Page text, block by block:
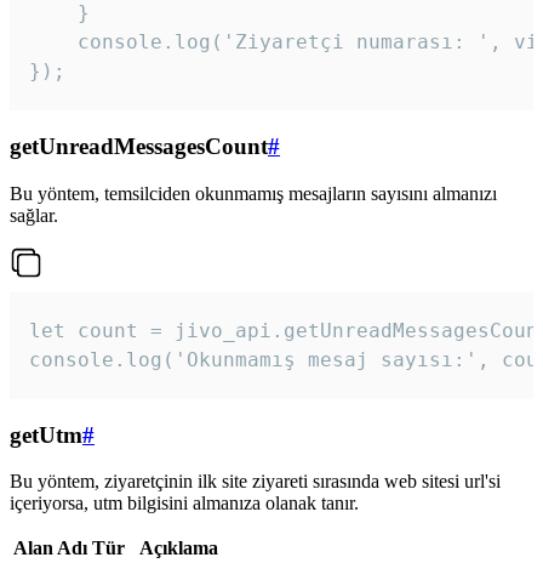
    }
console.log('Ziyaretçi numarası: ',
});
getUnreadMessagesCount#
Bu yöntem, temsilciden okunmamış mesajların sayısını almanızı
sağlar.
let count =
console.log('Okunmamış mesaj sayısı:',
getUtm#
Bu yöntem, ziyaretçinin ilk site ziyareti sırasında web sitesi url'si
içeriyorsa, utm bilgisini almanıza olanak tanır.
Alan Adı Tür
Açıklama